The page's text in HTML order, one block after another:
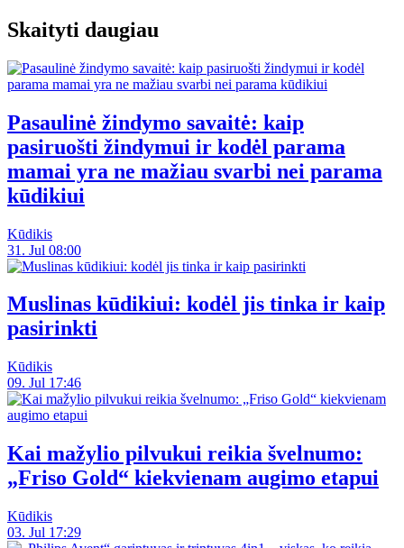
Skaityti daugiau
Pasaulinė žindymo savaitė: kaip
pasiruošti žindymui ir kodėl parama
mamai yra ne mažiau svarbi nei parama
kūdikiui
Kūdikis
31. Jul 08:00
Muslinas kūdikiui: kodėl jis tinka ir kaip
pasirinkti
Kūdikis
09. Jul 17:46
Kai mažylio pilvukui reikia švelnumo:
„Friso Gold“ kiekvienam augimo etapui
Kūdikis
03. Jul 17:29